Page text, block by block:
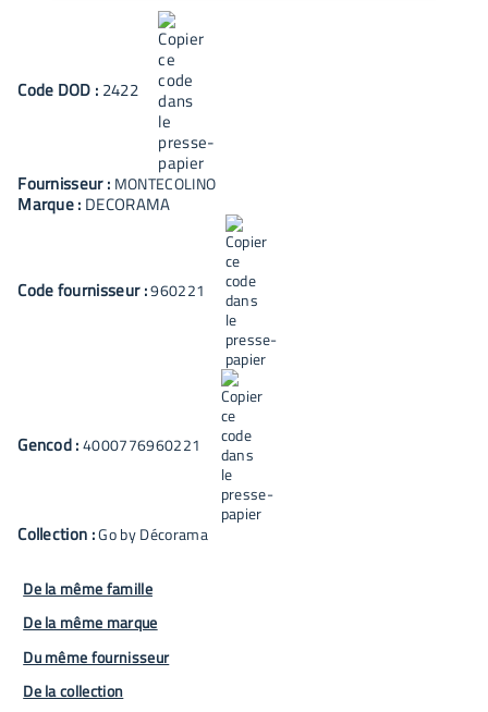
Code DOD : 2422
Fournisseur : MONTECOLINO
Marque : DECORAMA
Code fournisseur :960221
Gencod :4000776960221
Collection :Go by Décorama
De la même famille
De la même marque
Du même fournisseur
De la collection